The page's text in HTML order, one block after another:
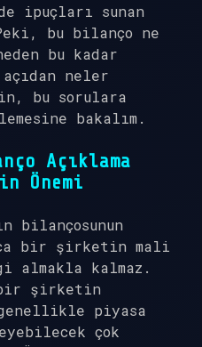
ipuçları sunan
bu bilanço ne
bu kadar
neler
bu sorulara
bakalım.
Açıklama
Önemi
bilançosunun
bir şirketin mali
almakla kalmaz.
bir şirketin
piyasa
çok